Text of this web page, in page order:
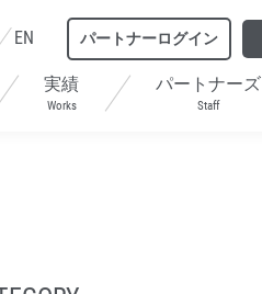
実績
Works
パートナーズ
Staff
EN パートナーログイン